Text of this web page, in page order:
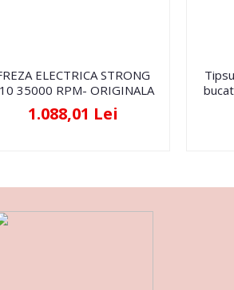
ELECTRICA STRONG
35000 RPM- ORIGINALA
1.088,01 Lei